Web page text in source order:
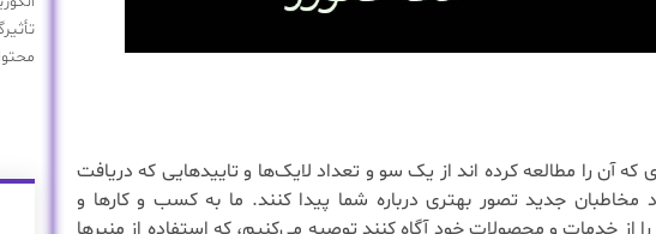
آن را مطالعه کرده اند از یک سو و تعداد لایک‌ها و تایید‌هایی که دریافت
مخاطبان جدید تصور بهتری درباره شما پیدا کنند. ما به کسب و کارها و